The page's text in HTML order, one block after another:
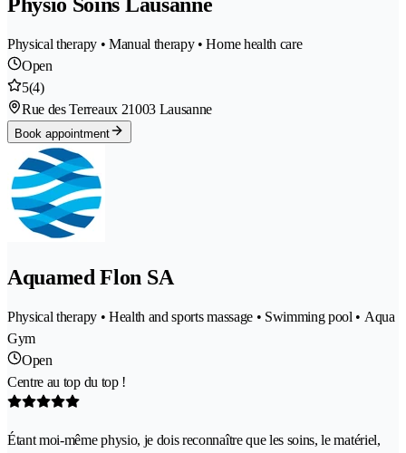
Physio Soins Lausanne
Physical therapy • Manual therapy • Home health care
Open
5(4)
Rue des Terreaux 21003 Lausanne
Book appointment
Aquamed Flon SA
Physical therapy • Health and sports massage • Swimming pool • Aqua
Gym
Open
Centre au top du top !
Étant moi-même physio, je dois reconnaître que les soins, le matériel,